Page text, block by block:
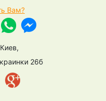
Вам?
26б